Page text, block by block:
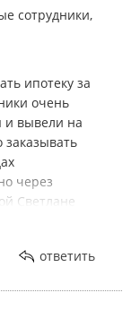
сотрудники,
ипотеку за
очень
и вывели на
заказывать
через
Светлане
и
процент по
3-4 процента
ответить